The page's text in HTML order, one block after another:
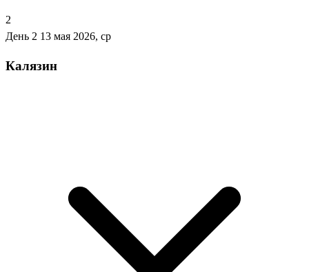
2
День 2 13 мая 2026, ср
Калязин